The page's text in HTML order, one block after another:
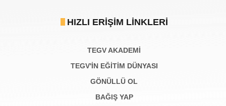
HIZLI ERIŞIM LINKLERI
TEGV AKADEMI
TEGV'İN EĞİTİM DÜNYASI
GÖNÜLLÜ OL
BAĞIŞ YAP